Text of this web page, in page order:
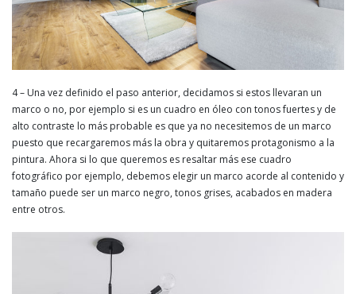
4 – Una vez definido el paso anterior, decidamos si estos llevaran un
marco o no, por ejemplo si es un cuadro en óleo con tonos fuertes y de
alto contraste lo más probable es que ya no necesitemos de un marco
puesto que recargaremos más la obra y quitaremos protagonismo a la
pintura. Ahora si lo que queremos es resaltar más ese cuadro
fotográfico por ejemplo, debemos elegir un marco acorde al contenido y
tamaño puede ser un marco negro, tonos grises, acabados en madera
entre otros.